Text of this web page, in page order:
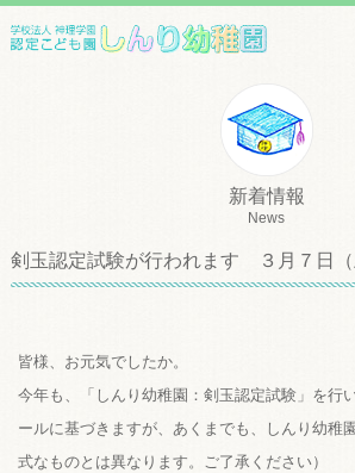
新着情報
News
剣玉認定試験が行われます ３月７日（
皆様、お元気でしたか。
今年も、「しんり幼稚園：剣玉認定試験」を行
ールに基づきますが、あくまでも、しんり幼稚
式なものとは異なります。ご了承ください）